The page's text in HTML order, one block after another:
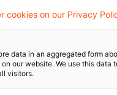
siehe
cookies on our Privacy
data in an aggregated form
our website. We use this data
visitors.